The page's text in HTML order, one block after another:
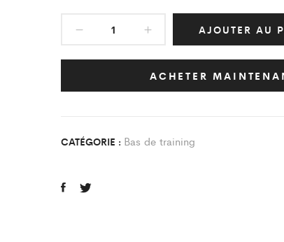
Training
FOOT
AJOUTER AU
ACHETER
CATÉGORIE : Bas de training